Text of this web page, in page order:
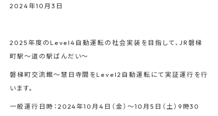
2024年10月3日
2025年度のLevel4自動運転の社会実装を目指して、JR磐梯
町駅〜道の駅ばんだい〜
磐梯町交流館〜慧日寺間をLevel2自動運転にて実証運行を行
います。
一般運行日時：2024年10月4日（金）〜10月5日（土）9時30